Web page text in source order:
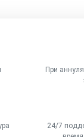
При
24/7